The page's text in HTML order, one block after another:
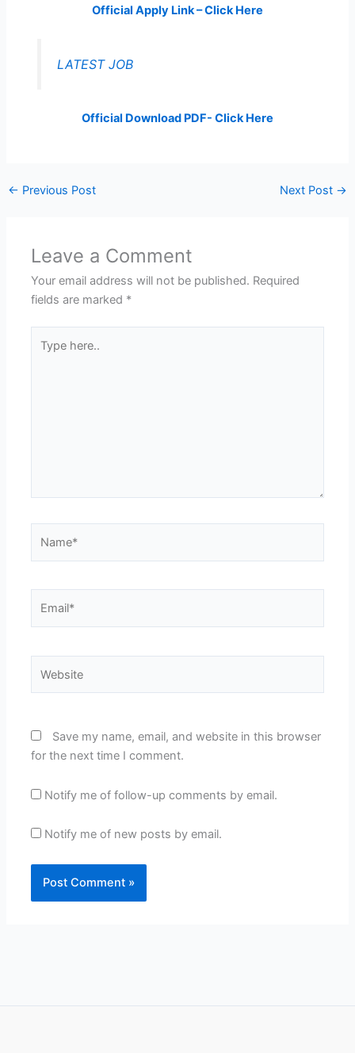
Official Apply Link – Click Here
LATEST JOB
Official Download PDF- Click Here
← Previous Post Next Post →
Leave a Comment
Your email address will not be published. Required
fields are marked *
here..
Save my name, email, and website in this browser
for the next time I comment.
Notify me of follow-up comments by email.
Notify me of new posts by email.